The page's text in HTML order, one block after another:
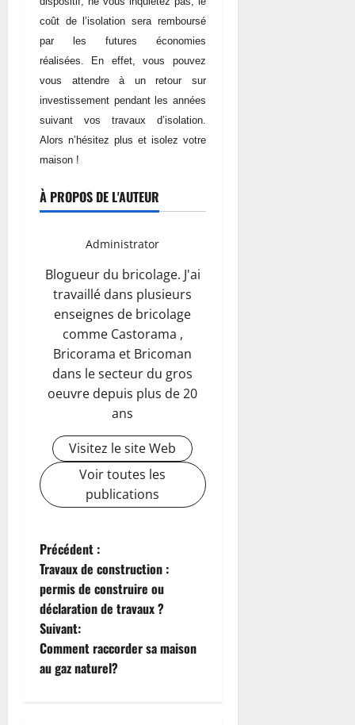
coût de l’isolation sera remboursé
par les futures économies
réalisées. En effet, vous pouvez
vous attendre à un retour sur
investissement pendant les années
suivant vos travaux d’isolation.
Alors n’hésitez plus et isolez votre
maison !
À PROPOS DE L'AUTEUR
Administrator
Blogueur du bricolage. J'ai
travaillé dans plusieurs
enseignes de bricolage
comme Castorama ,
Bricorama et Bricoman
dans le secteur du gros
oeuvre depuis plus de 20
ans
Visitez le site Web
Voir toutes les
publications
N
a
v
i
Précédent :
Travaux de construction :
permis de construire ou
déclaration de travaux ?
Suivant:
Comment raccorder sa maison
au gaz naturel?